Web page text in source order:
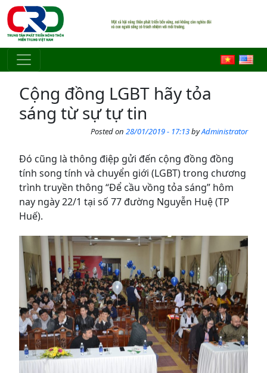
Skip to main content
Cộng đồng LGBT hãy tỏa
sáng từ sự tự tin
Posted on 28/01/2019 - 17:13byAdministrator
Đó cũng là thông điệp gửi đến cộng đồng đồng
tính song tính và chuyển giới (LGBT) trong chương
trình truyền thông “Để cầu vồng tỏa sáng” hôm
nay ngày 22/1 tại số 77 đường Nguyễn Huệ (TP
Huế).